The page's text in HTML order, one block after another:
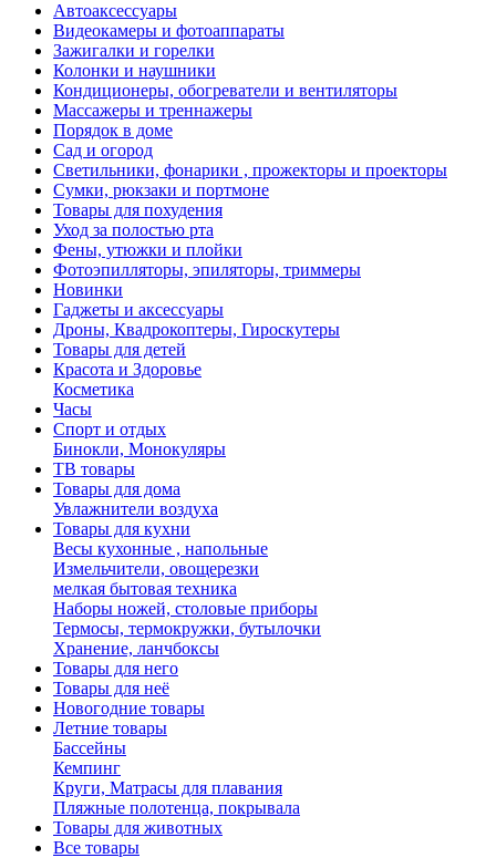
Автоаксессуары
Видеокамеры и фотоаппараты
Зажигалки и горелки
Колонки и наушники
Кондиционеры, обогреватели и вентиляторы
Массажеры и треннажеры
Порядок в доме
Сад и огород
Светильники, фонарики , прожекторы и проекторы
Сумки, рюкзаки и портмоне
Товары для похудения
Уход за полостью рта
Фены, утюжки и плойки
Фотоэпилляторы, эпиляторы, триммеры
Новинки
Гаджеты и аксессуары
Дроны, Квадрокоптеры, Гироскутеры
Товары для детей
Красота и Здоровье
Косметика
Часы
Спорт и отдых
Бинокли, Монокуляры
ТВ товары
Товары для дома
Увлажнители воздуха
Товары для кухни
Весы кухонные , напольные
Измельчители, овощерезки
мелкая бытовая техника
Наборы ножей, столовые приборы
Термосы, термокружки, бутылочки
Хранение, ланчбоксы
Товары для него
Товары для неё
Новогодние товары
Летние товары
Бассейны
Кемпинг
Круги, Матрасы для плавания
Пляжные полотенца, покрывала
Товары для животных
Все товары